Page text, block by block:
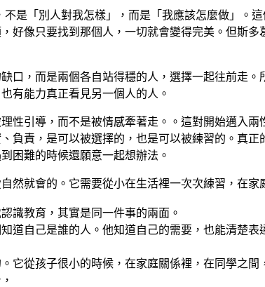
不是「別人對我怎樣」，而是「我應該怎麼做」
好像只要找到那個人，一切就會變得完美。但斯
口，而是兩個各自站得穩的人，選擇一起往前走
有能力真正看見另一個人的人。
性引導，而不是被情感牽著走。。這對開始邁入
負責，是可以被選擇的，也是可以被練習的。真
困難的時候還願意一起想辦法。
然就會的。它需要從小在生活裡一次次練習，在
識教育，其實是同一件事的兩面。
道自己是誰的人。他知道自己的需要，也能清楚
它從孩子很小的時候，在家庭關係裡，在同學之